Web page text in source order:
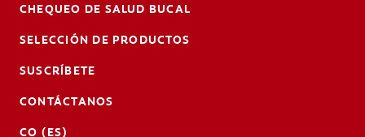
CHEQUEO DE SALUD BUCAL
SELECCIÓN DE PRODUCTOS
SUSCRÍBETE
CONTÁCTANOS
CO (ES)